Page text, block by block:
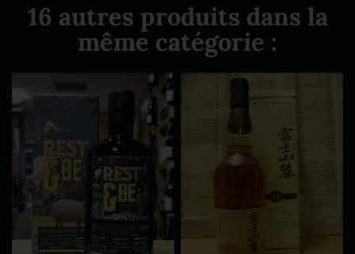
16 autres produits dans la
même catégorie :